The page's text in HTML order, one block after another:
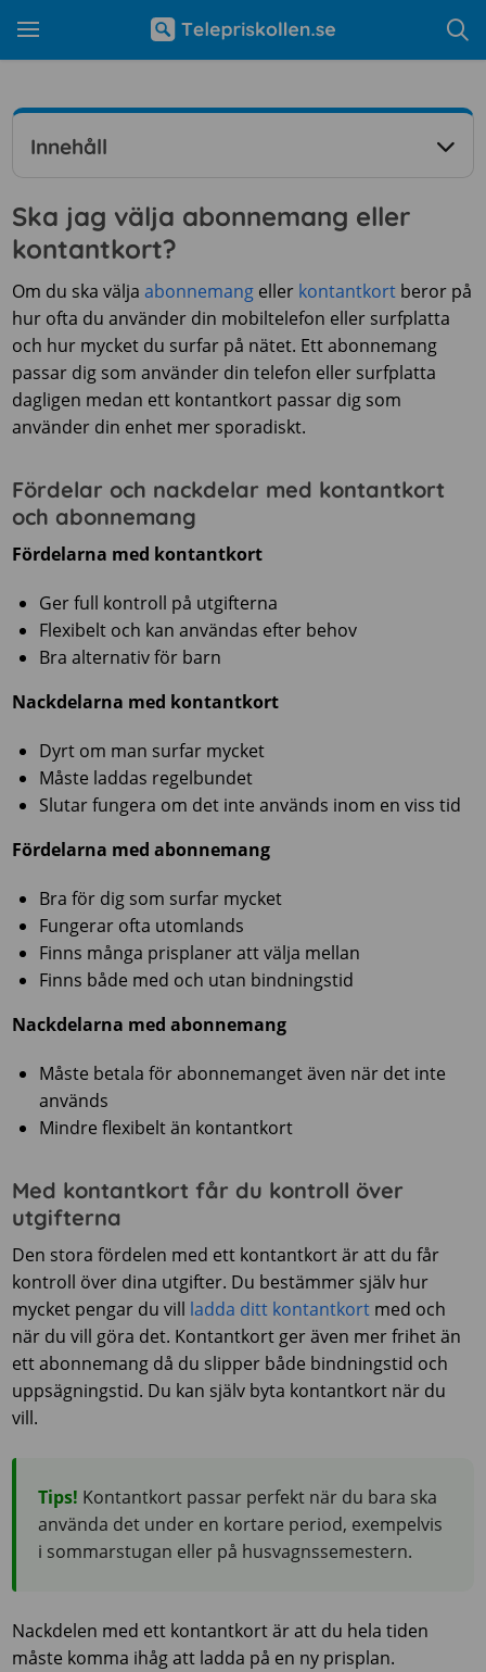
Innehåll
Ska jag välja abonnemang eller
kontantkort?
Om du ska väljaabonnemang eller kontantkort beror på
hur ofta du använder din mobiltelefon eller surfplatta
och hur mycket du surfar på nätet. Ett abonnemang
passar dig som använder din telefon eller surfplatta
dagligen medan ett kontantkort passar dig som
använder din enhet mer sporadiskt.
Fördelar och nackdelar med kontantkort
och abonnemang
Fördelarna med kontantkort
Ger full kontroll på utgifterna
Flexibelt och kan användas efter behov
Bra alternativ för barn
Nackdelarna med kontantkort
Dyrt om man surfar mycket
Måste laddas regelbundet
Slutar fungera om det inte används inom en viss tid
Fördelarna med abonnemang
Bra för dig som surfar mycket
Fungerar ofta utomlands
Finns många prisplaner att välja mellan
Finns både med och utan bindningstid
Nackdelarna med abonnemang
Måste betala för abonnemanget även när det inte
används
Mindre flexibelt än kontantkort
Med kontantkort får du kontroll över
utgifterna
Den stora fördelen med ett kontantkort är att du får
kontroll över dina utgifter. Du bestämmer själv hur
mycket pengar du vill ladda ditt kontantkort med och
när du vill göra det. Kontantkort ger även mer frihet än
ett abonnemang då du slipper både bindningstid och
uppsägningstid. Du kan själv byta kontantkort när du
vill.
Tips! Kontantkort passar perfekt när du bara ska
använda det under en kortare period, exempelvis
i sommarstugan eller på husvagnssemestern.
Nackdelen med ett kontantkort är att du hela tiden
måste komma ihåg att ladda på en ny prisplan.